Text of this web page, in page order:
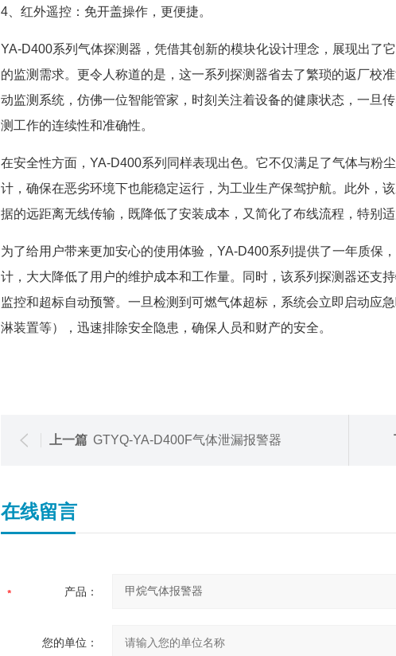
4、红外遥控：免开盖操作，更便捷。
YA-D400系列气体探测器，凭借其创新的模块化设计理念，展现出了
的监测需求。更令人称道的是，这一系列探测器省去了繁琐的返厂校
动监测系统，仿佛一位智能管家，时刻关注着设备的健康状态，一旦
测工作的连续性和准确性。
在安全性方面，YA-D400系列同样表现出色。它不仅满足了气体与粉
计，确保在恶劣环境下也能稳定运行，为工业生产保驾护航。此外，
据的远距离无线传输，既降低了安装成本，又简化了布线流程，特别
为了给用户带来更加安心的使用体验，YA-D400系列提供了一年质保
计，大大降低了用户的维护成本和工作量。同时，该系列探测器还支
监控和超标自动预警。一旦检测到可燃气体超标，系统会立即启动应
淋装置等），迅速排除安全隐患，确保人员和财产的安全。
上一篇 GTYQ-YA-D400F气体泄漏报警器
在线留言
产品：
您的单位：